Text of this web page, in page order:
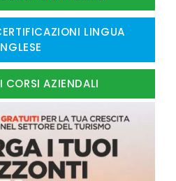
LINGUA
CORSI AZIENDALI